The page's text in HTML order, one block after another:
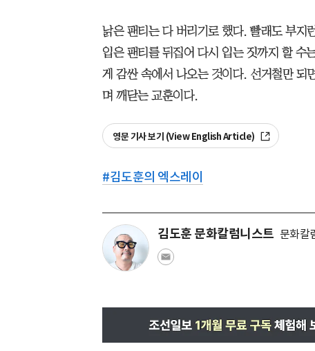
낡은 팬티는 다 버리기로 했다. 빨래도 부지
입은 팬티를 뒤집어 다시 입는 짓까지 할 수
게 감싼 속에서 나오는 것이다. 선거철만 되
며 깨닫는 교훈이다.
영문 기사 보기 (View English Article)
#김도훈의 엑스레이
김도훈 문화칼럼니스트 문화칼